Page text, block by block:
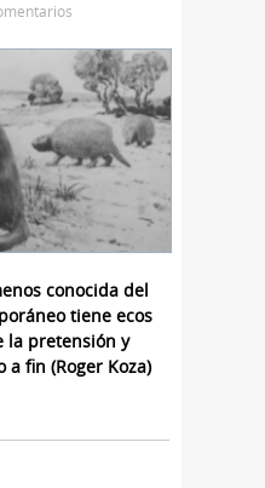
conocida del
tiene ecos
la pretensión y
fin (Roger Koza)